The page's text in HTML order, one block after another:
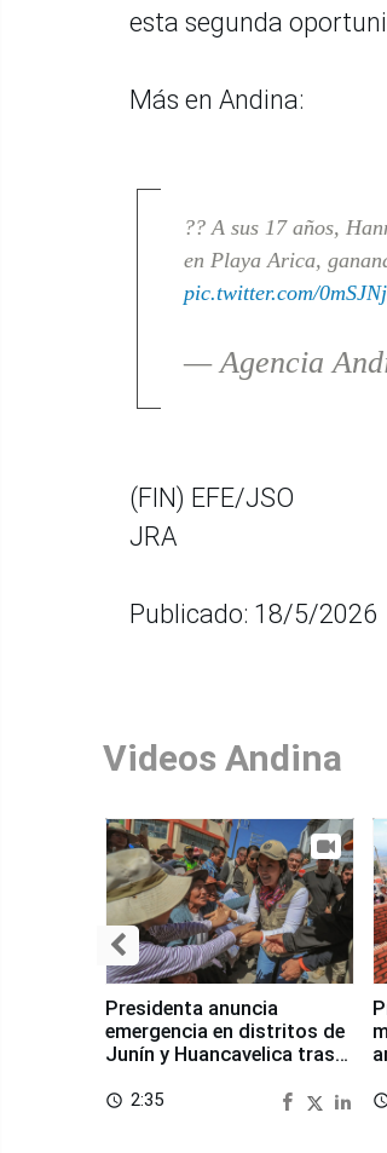
esta segunda
Más en Andina:
?? A sus 17 años,
en Playa Arica,
pic.twitter.com/
— Agencia
(FIN) EFE/JSO
JRA
Publicado: 18/5/2026
Videos Andina
Presidenta anuncia
emergencia en distritos de
Junín y Huancavelica tras
access_time 2:35